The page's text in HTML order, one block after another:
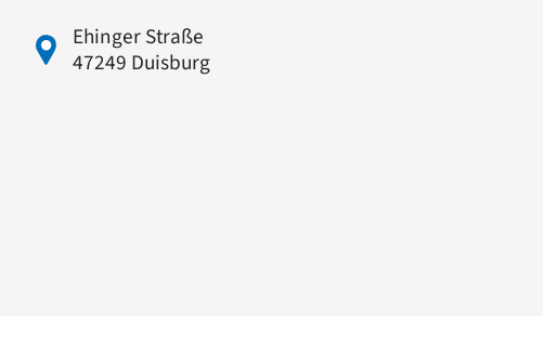
Ehinger Straße
47249 Duisburg